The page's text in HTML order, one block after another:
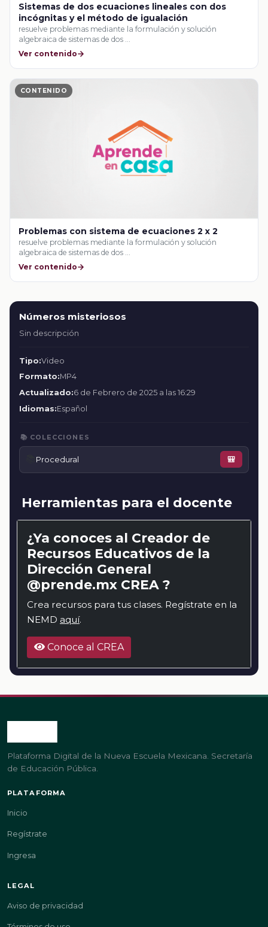
Sistemas de dos ecuaciones lineales con dos
incógnitas y el método de igualación
resuelve problemas mediante la formulación y solución
algebraica de sistemas de dos …
Ver contenido
CONTENIDO
Problemas con sistema de ecuaciones 2 x 2
resuelve problemas mediante la formulación y solución
algebraica de sistemas de dos …
Ver contenido
Números misteriosos
Sin descripción
Tipo:Video
Formato:MP4
Actualizado:6 de Febrero de 2025 a las 16:29
Idiomas:Español
📚 COLECCIONES
Procedural 🎒
Herramientas para el docente
¿Ya conoces al Creador de
Recursos Educativos de la
Dirección General
@prende.mx CREA ?
Crea recursos para tus clases. Regístrate en la
NEMD aquí.
Conoce al CREA
Plataforma Digital de la Nueva Escuela Mexicana. Secretaría
de Educación Pública.
PLATAFORMA
Inicio
Regístrate
Ingresa
LEGAL
Aviso de privacidad